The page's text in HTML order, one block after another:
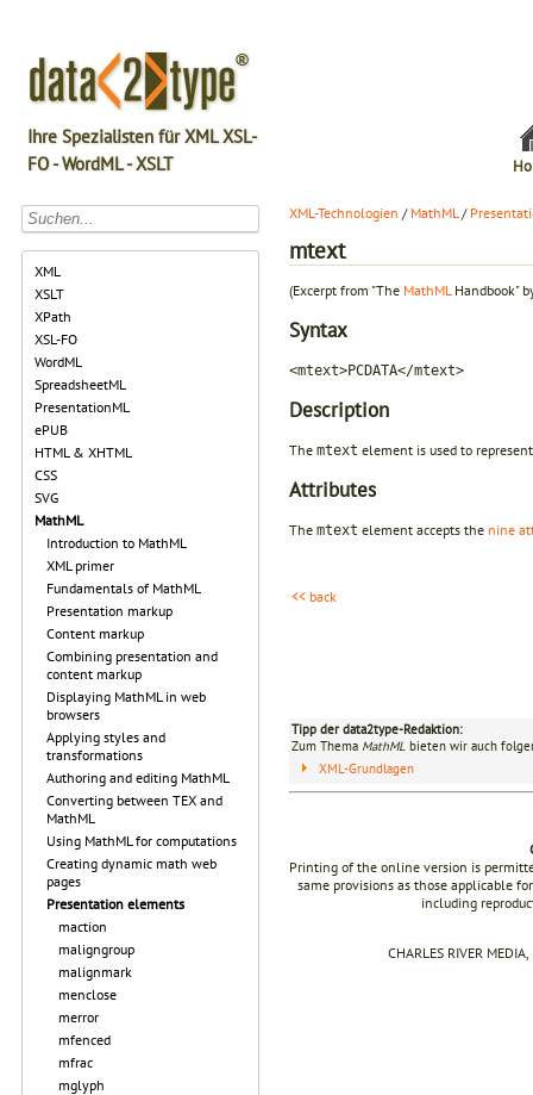
Ihre Spezialisten für XML XSL-
FO - WordML - XSLT
XML
XSLT
XPath
XSL-FO
WordML
SpreadsheetML
PresentationML
ePUB
HTML & XHTML
CSS
SVG
MathML
Introduction to MathML
XML primer
Fundamentals of MathML
Presentation markup
Content markup
Combining presentation and
content markup
Displaying MathML in web
browsers
Applying styles and
transformations
Authoring and editing MathML
Converting between TEX and
MathML
Using MathML for computations
Creating dynamic math web
pages
Presentation elements
maction
maligngroup
malignmark
menclose
merror
mfenced
mfrac
mglyph
XML-Technologien / MathML/
mtext
(Excerpt from "The MathML Handbook"
Syntax
<mtext>PCDATA</mtext>
Description
The mtext element is used to
Attributes
The mtext element accepts the nine
<< back
Tipp der data2type-Redaktion:
Zum Thema MathML bieten wir auch
XML-Grundlagen
Printing of the online version is
same provisions as those applicable
including
CHARLES RIVER